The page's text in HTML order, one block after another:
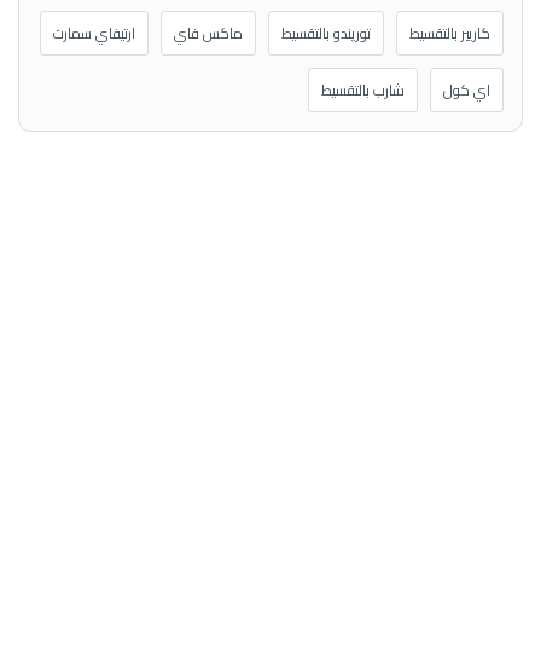
كاريير بالتقسيط توريندو بالتقسيط ماكس فاي ارتيفاي سمارت
اي كول شارب بالتقسيط